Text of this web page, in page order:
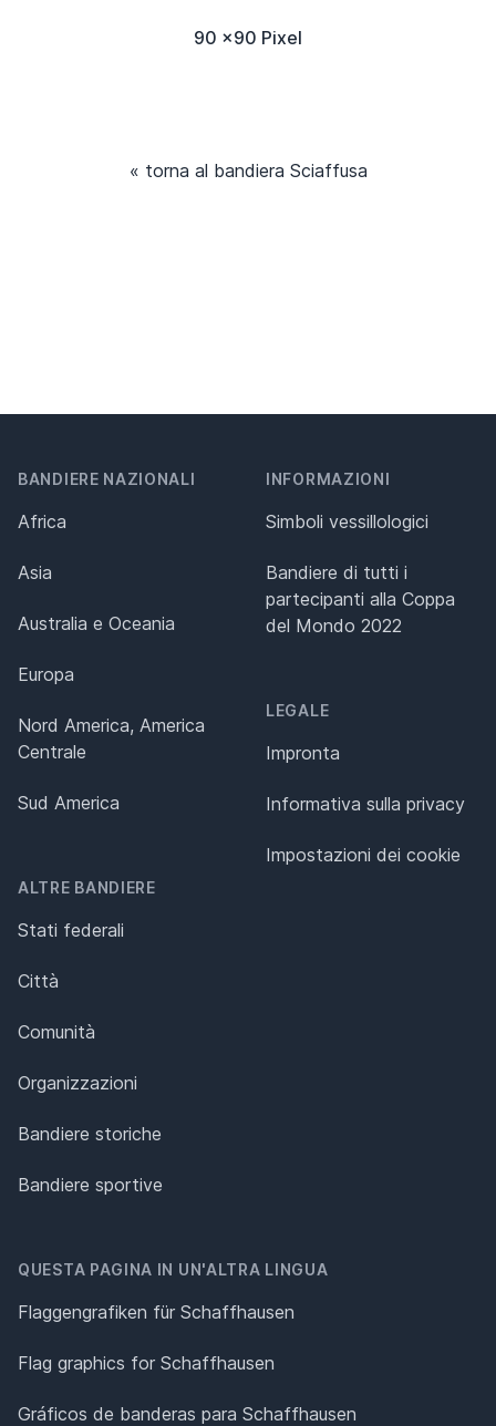
90 x90 Pixel
« torna al bandiera Sciaffusa
BANDIERE NAZIONALI
Africa
Asia
Australia e Oceania
Europa
Nord America, America
Centrale
Sud America
ALTRE BANDIERE
Stati federali
Città
Comunità
Organizzazioni
Bandiere storiche
Bandiere sportive
INFORMAZIONI
Simboli vessillologici
Bandiere di tutti i
partecipanti alla Coppa
del Mondo 2022
LEGALE
Impronta
Informativa sulla privacy
Impostazioni dei cookie
QUESTA PAGINA IN UN'ALTRA LINGUA
Flaggengrafiken für Schaffhausen
Flag graphics for Schaffhausen
Gráficos de banderas para Schaffhausen